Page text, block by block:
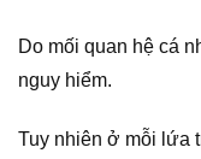
Do mối quan hệ cá
nguy hiểm.
Tuy nhiên ở mỗi lứa